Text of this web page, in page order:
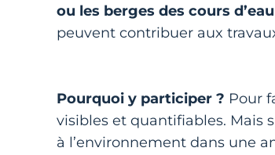
ou les berges des cours
peuvent contribuer aux
Pourquoi y participer ? Pour
visibles et quantifiables. Mais
à l’environnement dans une